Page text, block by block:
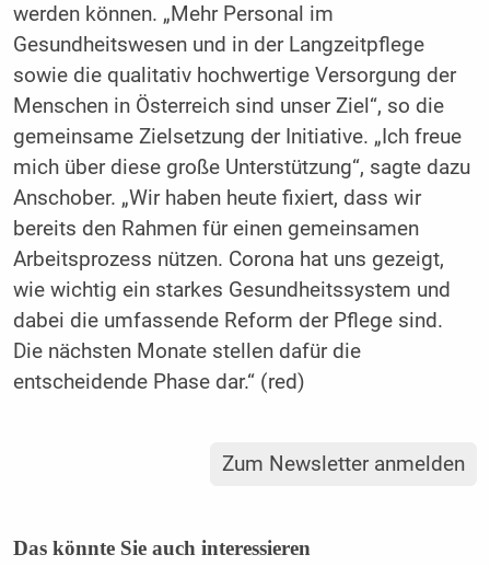
werden können. „Mehr Personal im
Gesundheitswesen und in der Langzeitpflege
sowie die qualitativ hochwertige Versorgung der
Menschen in Österreich sind unser Ziel“, so die
gemeinsame Zielsetzung der Initiative. „Ich freue
mich über diese große Unterstützung“, sagte dazu
Anschober. „Wir haben heute fixiert, dass wir
bereits den Rahmen für einen gemeinsamen
Arbeitsprozess nützen. Corona hat uns gezeigt,
wie wichtig ein starkes Gesundheitssystem und
dabei die umfassende Reform der Pflege sind.
Die nächsten Monate stellen dafür die
entscheidende Phase dar.“ (red)
Zum Newsletter anmelden
Das könnte Sie auch interessieren